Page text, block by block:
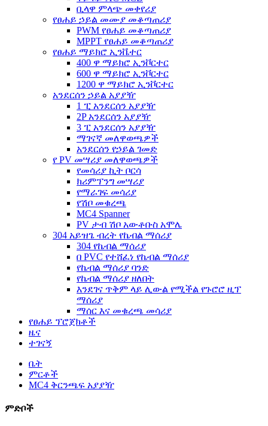
ቢላዋ ምላጭ መቀየሪያ
የፀሐይ ኃይል መሙያ መቆጣጠሪያ
PWM የፀሐይ መቆጣጠሪያ
MPPT የፀሐይ መቆጣጠሪያ
የፀሐይ ማይክሮ ኢንቬተር
400 ዋ ማይክሮ ኢንቮርተር
600 ዋ ማይክሮ ኢንቮርተር
1200 ዋ ማይክሮ ኢንቮርተር
አንደርሰን ኃይል አያያዥ
1 ፒ አንደርሰን አያያዥ
2P አንደርሰን አያያዥ
3 ፒ አንደርሰን አያያዥ
ማገናኛ መለዋወጫዎች
አንደርሰን የኃይል ገመድ
የ PV መሣሪያ መለዋወጫዎች
የመሳሪያ ኪት ቦርሳ
ክሪምፕንግ መሣሪያ
የማራገፍ መሳሪያ
የሽቦ መቁረጫ
MC4 Spanner
PV ታብ ሽቦ አውቶቡስ አሞሌ
304 አይዝጌ ብረት የኬብል ማሰሪያ
304 የኬብል ማሰሪያ
በ PVC የተሸፈነ የኬብል ማሰሪያ
የኬብል ማሰሪያ ባንድ
የኬብል ማሰሪያ ዘለበት
እንደገና ጥቅም ላይ ሊውል የሚችል የጉሮሮ ዚፕ
ማሰሪያ
ማሰር እና መቁረጫ መሳሪያ
የፀሐይ ፕሮጀክቶች
ዜና
ተገናኝ
ቤት
ምርቶች
MC4 ቅርንጫፍ አያያዥ
ምድቦች